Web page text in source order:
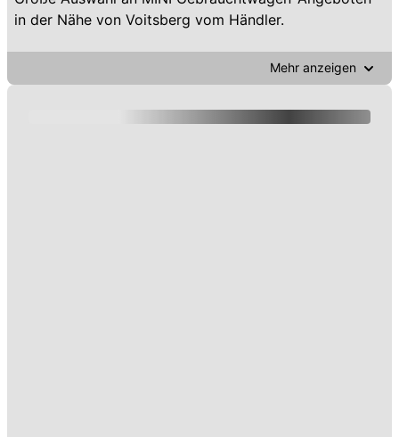
in der Nähe von Voitsberg vom Händler.
Mehr anzeigen